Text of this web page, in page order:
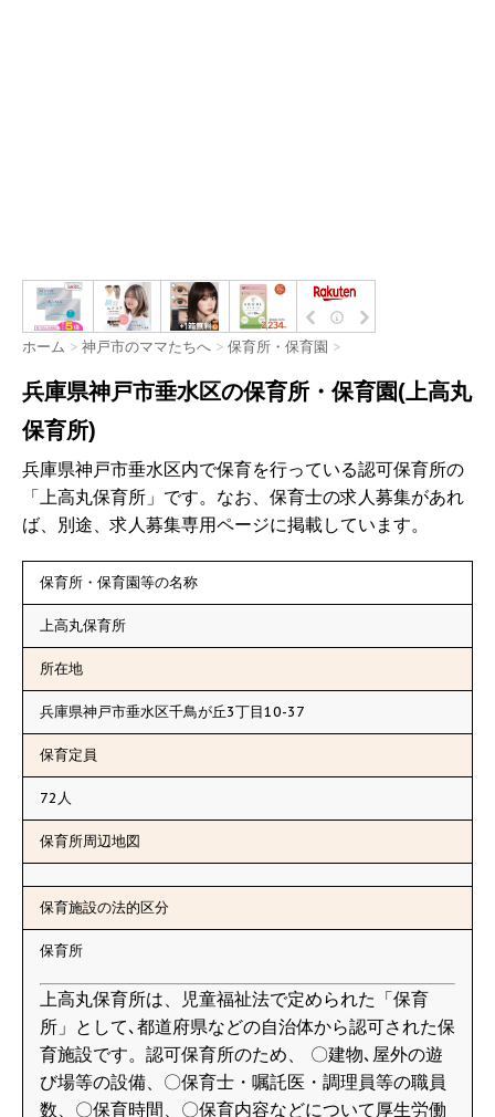
ホーム > 神戸市のママたちへ > 保育所・保育園 >
兵庫県神戸市垂水区の保育所・保育園(上高丸
保育所)
兵庫県神戸市垂水区内で保育を行っている認可保育所の
「上高丸保育所」です。なお、保育士の求人募集があれ
ば、別途、求人募集専用ページに掲載しています。
保育所・保育園等の名称
上高丸保育所
所在地
兵庫県神戸市垂水区千鳥が丘3丁目10-37
保育定員
72人
保育所周辺地図
保育施設の法的区分
保育所
上高丸保育所は、児童福祉法で定められた「保育
所」として､都道府県などの自治体から認可された保
育施設です。認可保育所のため、 〇建物､屋外の遊
び場等の設備、〇保育士・嘱託医・調理員等の職員
数、〇保育時間、〇保育内容などについて厚生労働